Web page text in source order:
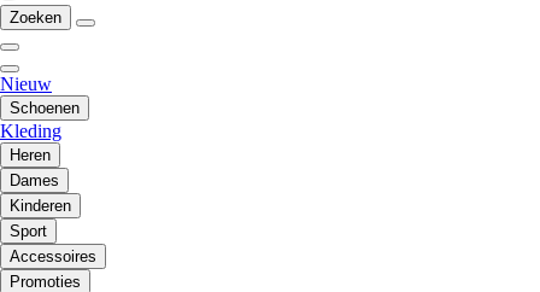
Zoeken
Nieuw
Schoenen
Kleding
Heren
Dames
Kinderen
Sport
Accessoires
Promoties